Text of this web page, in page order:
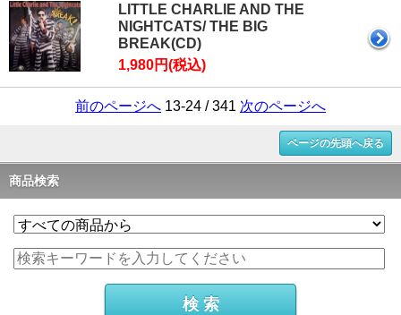
LITTLE CHARLIE AND THE
NIGHTCATS/ THE BIG
BREAK(CD)
1,980円(税込)
前のページへ 13-24 / 341 次のページへ
ページの先頭へ戻る
商品検索